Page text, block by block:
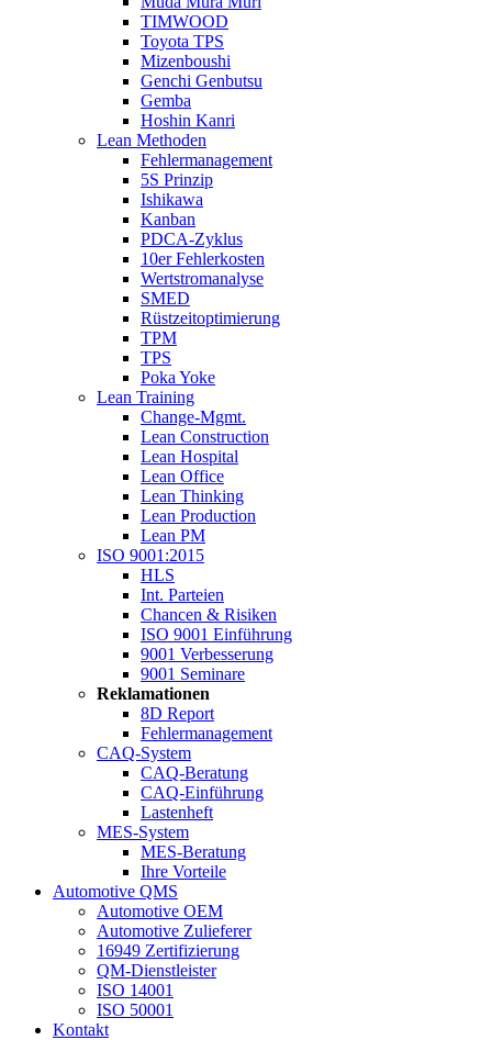
TIMWOOD
Toyota TPS
Mizenboushi
Genchi Genbutsu
Gemba
Hoshin Kanri
Lean Methoden
Fehlermanagement
5S Prinzip
Ishikawa
Kanban
PDCA-Zyklus
10er Fehlerkosten
Wertstromanalyse
SMED
Rüstzeitoptimierung
TPM
TPS
Poka Yoke
Lean Training
Change-Mgmt.
Lean Construction
Lean Hospital
Lean Office
Lean Thinking
Lean Production
Lean PM
ISO 9001:2015
HLS
Int. Parteien
Chancen & Risiken
ISO 9001 Einführung
9001 Verbesserung
9001 Seminare
Reklamationen
8D Report
Fehlermanagement
CAQ-System
CAQ-Beratung
CAQ-Einführung
Lastenheft
MES-System
MES-Beratung
Ihre Vorteile
Automotive QMS
Automotive OEM
Automotive Zulieferer
16949 Zertifizierung
QM-Dienstleister
ISO 14001
ISO 50001
Kontakt